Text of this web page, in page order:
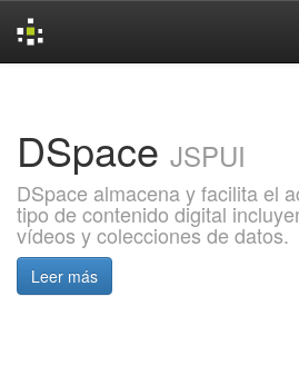
DSpace JSPUI
DSpace almacena y facilita el
tipo de contenido digital
vídeos y colecciones de datos.
Leer más